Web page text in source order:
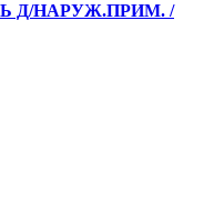
Д/НАРУЖ.ПРИМ. /